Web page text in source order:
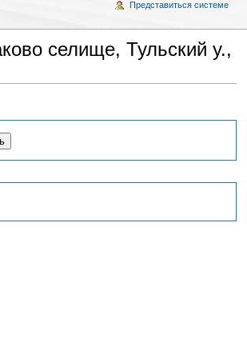
селище, Тульский у.,
Представиться системе